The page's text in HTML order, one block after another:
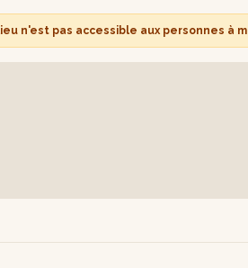
n'est pas accessible aux personnes à